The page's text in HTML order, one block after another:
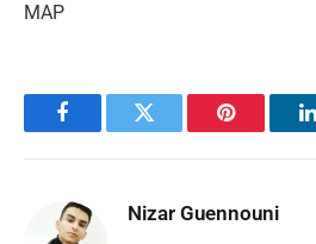
MAP
FacebookTwitter Pinterest
Nizar Guennouni